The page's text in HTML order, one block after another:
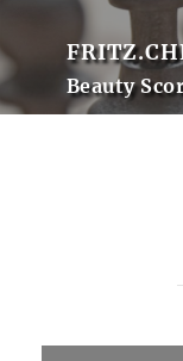
Beauty